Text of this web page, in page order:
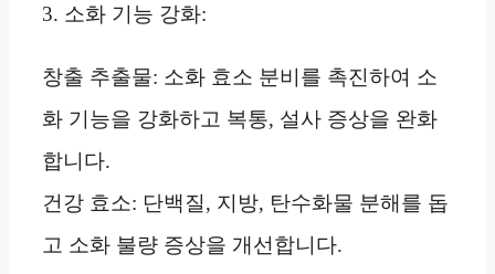
3. 소화 기능 강화:
창출 추출물: 소화 효소 분비를 촉진하여 소
화 기능을 강화하고 복통, 설사 증상을 완화
합니다.
건강 효소: 단백질, 지방, 탄수화물 분해를 돕
고 소화 불량 증상을 개선합니다.